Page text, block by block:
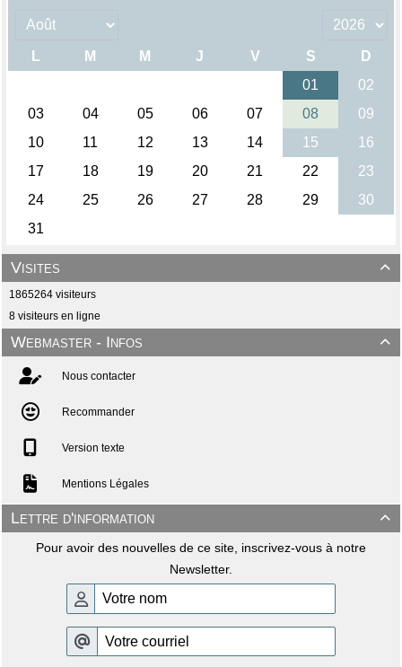

Visites
1865264 visiteurs
8 visiteurs en ligne

Webmaster - Infos
Nous contacter
Recommander
Version texte
Mentions Légales

Lettre d'information
Pour avoir des nouvelles de ce site, inscrivez-vous à notre
Newsletter.